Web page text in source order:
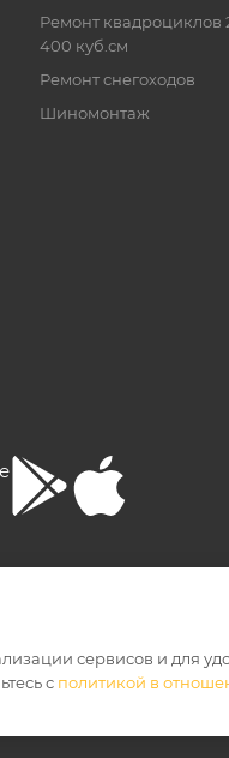
Ремонт квадроциклов
400 куб.см
Ремонт снегоходов
Шиномонтаж
ПОЛИТИКА
сервисов и для
с политикой в